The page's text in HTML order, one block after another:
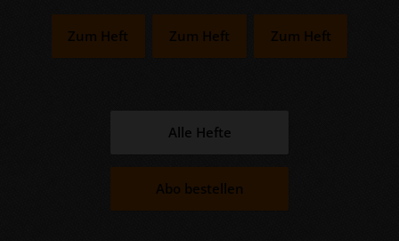
Zum Heft Zum Heft Zum Heft
Alle Hefte
Abo bestellen